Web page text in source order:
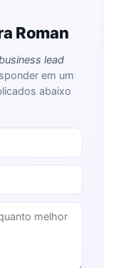
Roman
lead
em um
abaixo